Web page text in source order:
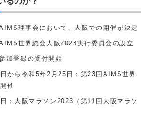
理事会において、大阪での開催が決定
世界総会大阪2023実行委員会の設立
加登録の受付開始
から令和5年2月25日：第23回AIMS世界
催
：大阪マラソン2023（第11回大阪マラソ